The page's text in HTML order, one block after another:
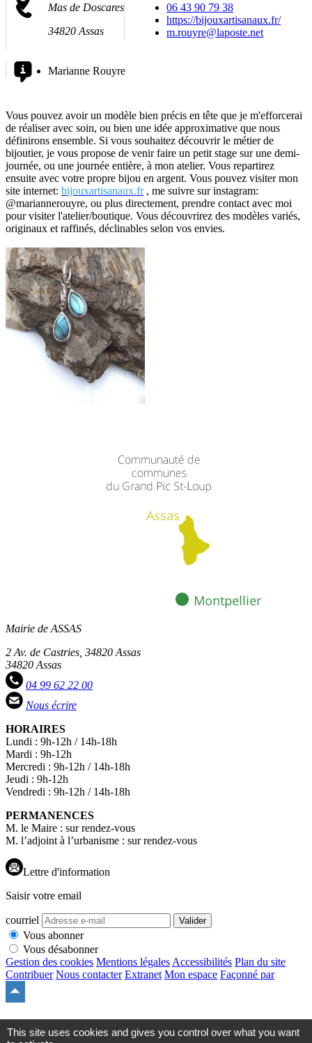
Mas de Doscares
34820 Assas
06 43 90 79 38
https://bijouxartisanaux.fr/
m.rouyre@laposte.net
Marianne Rouyre
Vous pouvez avoir un modèle bien précis en tête que je m'efforcerai
de réaliser avec soin, ou bien une idée approximative que nous
définirons ensemble. Si vous souhaitez découvrir le métier de
bijoutier, je vous propose de venir faire un petit stage sur une demi-
journée, ou une journée entière, à mon atelier. Vous repartirez
ensuite avec votre propre bijou en argent. Vous pouvez visiter mon
site internet: bijouxartisanaux.fr, me suivre sur instagram:
@mariannerouyre, ou plus directement, prendre contact avec moi
pour visiter l'atelier/boutique. Vous découvrirez des modèles variés,
originaux et raffinés, déclinables selon vos envies.
Mairie de ASSAS
2 Av. de Castries, 34820 Assas
34820 Assas
04 99 62 22 00
Nous écrire
HORAIRES
Lundi : 9h-12h / 14h-18h
Mardi : 9h-12h
Mercredi : 9h-12h / 14h-18h
Jeudi : 9h-12h
Vendredi : 9h-12h / 14h-18h
PERMANENCES
M. le Maire : sur rendez-vous
M. l’adjoint à l’urbanisme : sur rendez-vous
Lettre d'information
Saisir votre email
courriel Valider
Vous abonner
Vous désabonner
Gestion des cookies Mentions légales Accessibilités Plan du site
Contribuer Nous contacter Extranet Mon espace Façonné par
site
This site uses cookies and gives you control over what you want